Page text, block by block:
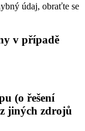
údaj, obraťte se
v případě
(o řešení
jiných zdrojů